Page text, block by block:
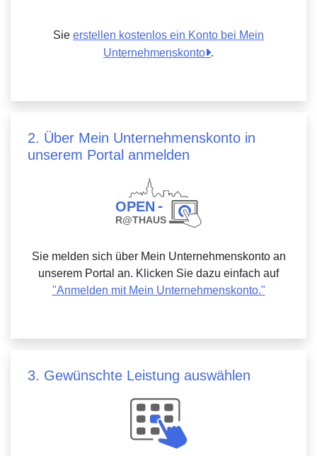
Sie erstellen kostenlos ein Konto bei Mein
Unternehmenskonto .
2. Über Mein Unternehmenskonto in
unserem Portal anmelden
Sie melden sich über Mein Unternehmenskonto an
unserem Portal an. Klicken Sie dazu einfach auf
"Anmelden mit Mein Unternehmenskonto."
3. Gewünschte Leistung auswählen